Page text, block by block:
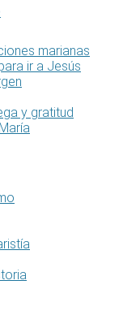
marianas
ir a Jesús
y gratitud